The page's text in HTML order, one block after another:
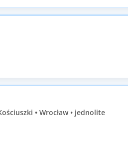
• Wrocław • jednolite